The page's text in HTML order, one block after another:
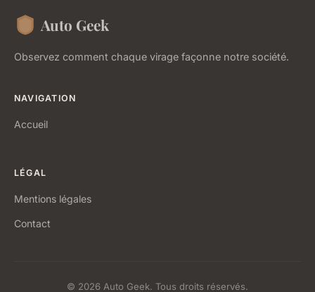
Auto Geek
Observez comment chaque virage façonne notre société.
NAVIGATION
Accueil
LÉGAL
Mentions légales
Contact
© 2026 Auto Geek. Tous droits réservés.